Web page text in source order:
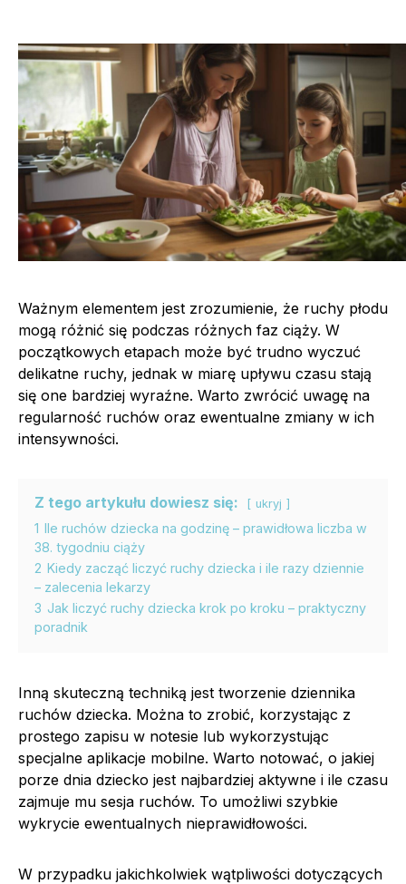
Ważnym elementem jest zrozumienie, że ruchy płodu
mogą różnić się podczas różnych faz ciąży. W
początkowych etapach może być trudno wyczuć
delikatne ruchy, jednak w miarę upływu czasu stają
się one bardziej wyraźne. Warto zwrócić uwagę na
regularność ruchów oraz ewentualne zmiany w ich
intensywności.
Z tego artykułu dowiesz się: ukryj
1 Ile ruchów dziecka na godzinę – prawidłowa liczba w
38. tygodniu ciąży
2 Kiedy zacząć liczyć ruchy dziecka i ile razy dziennie
– zalecenia lekarzy
3 Jak liczyć ruchy dziecka krok po kroku – praktyczny
poradnik
Inną skuteczną techniką jest tworzenie dziennika
ruchów dziecka. Można to zrobić, korzystając z
prostego zapisu w notesie lub wykorzystując
specjalne aplikacje mobilne. Warto notować, o jakiej
porze dnia dziecko jest najbardziej aktywne i ile czasu
zajmuje mu sesja ruchów. To umożliwi szybkie
wykrycie ewentualnych nieprawidłowości.
W przypadku jakichkolwiek wątpliwości dotyczących